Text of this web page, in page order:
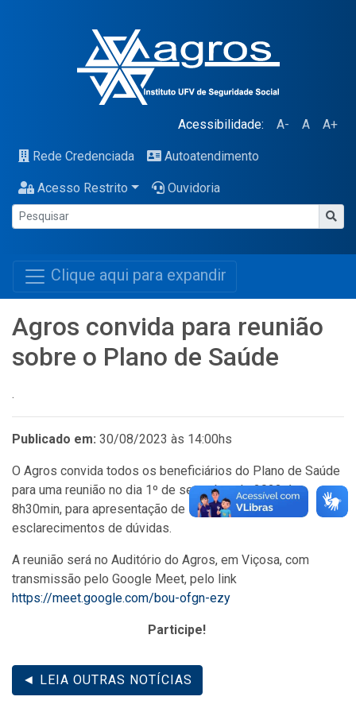
Acessibilidade: A- A A+
Rede Credenciada Autoatendimento
Acesso Restrito Ouvidoria
Clique aqui para expandir
Agros convida para reunião
sobre o Plano de Saúde
.
Publicado em: 30/08/2023 às 14:00hs
O Agros convida todos os beneficiários do Plano de Saúde
para uma reunião no dia 1º de setembro de 2023, às
8h30min, para apresentação de informações gerais e
esclarecimentos de dúvidas.
A reunião será no Auditório do Agros, em Viçosa, com
transmissão pelo Google Meet, pelo link
https://meet.google.com/bou-ofgn-ezy
Participe!
◄ LEIA OUTRAS NOTÍCIAS